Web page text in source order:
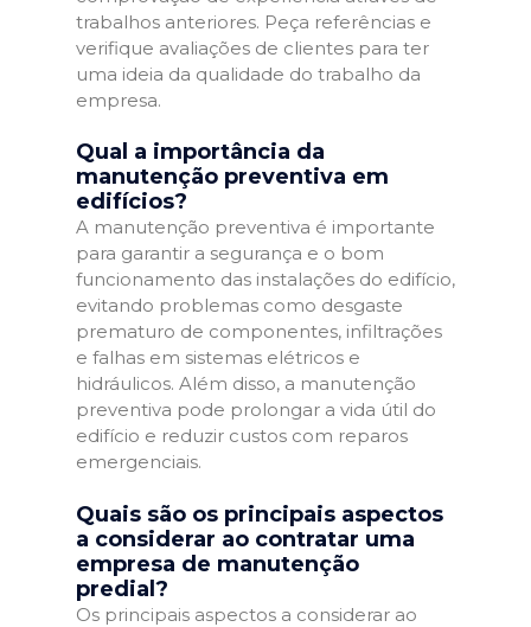
trabalhos anteriores. Peça referências e
verifique avaliações de clientes para ter
uma ideia da qualidade do trabalho da
empresa.
Qual a importância da
manutenção preventiva em
edifícios?
A manutenção preventiva é importante
para garantir a segurança e o bom
funcionamento das instalações do edifício,
evitando problemas como desgaste
prematuro de componentes, infiltrações
e falhas em sistemas elétricos e
hidráulicos. Além disso, a manutenção
preventiva pode prolongar a vida útil do
edifício e reduzir custos com reparos
emergenciais.
Quais são os principais aspectos
a considerar ao contratar uma
empresa de manutenção
predial?
Os principais aspectos a considerar ao